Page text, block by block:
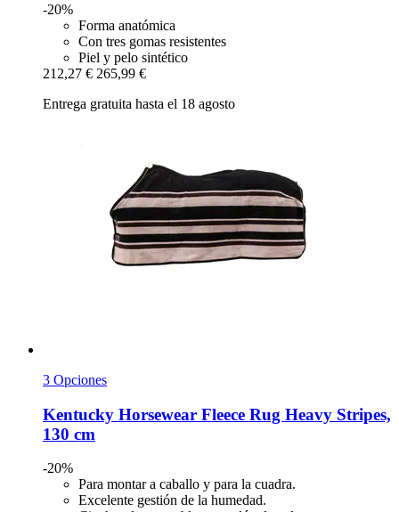
-20%
Forma anatómica
Con tres gomas resistentes
Piel y pelo sintético
212,27 € 265,99 €
Entrega gratuita hasta el 18 agosto
3 Opciones
Kentucky Horsewear Fleece Rug Heavy Stripes,
130 cm
-20%
Para montar a caballo y para la cuadra.
Excelente gestión de la humedad.